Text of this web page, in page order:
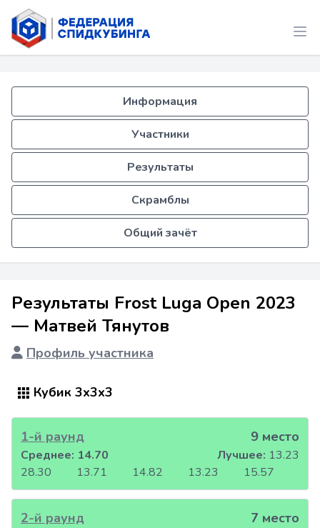
Информация
Участники
Результаты
Скрамблы
Общий зачёт
Результаты Frost Luga Open 2023
— Матвей Тянутов
Профиль участника
Кубик 3x3x3
1-й раунд 9 место
28.30 13.71 14.82 13.23 15.57
Среднее: 14.70 Лучшее: 13.23
2-й раунд 7 место